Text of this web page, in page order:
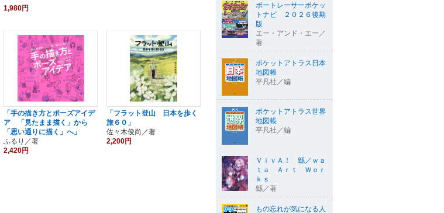
1,980円
「手の描き方とポーズアイデ
ア 「見たまま描く」から
「思い通りに描く」へ」
ふるり／著
2,420円
「フラット登山 日本を歩く
旅６０」
佐々木俊尚／著
2,200円
ボートレーサーポケッ
トナビ ２０２６後期
版
エー・アンド・エー／
著
ポケットアトラス日本
地図帳
平凡社／編
ポケットアトラス世界
地図帳
平凡社／編
ＶｉｖＡ！ 緜／ｗａ
ｔａ Ａｒｔ Ｗｏｒ
ｋｓ
緜／著
もの忘れが気になる人